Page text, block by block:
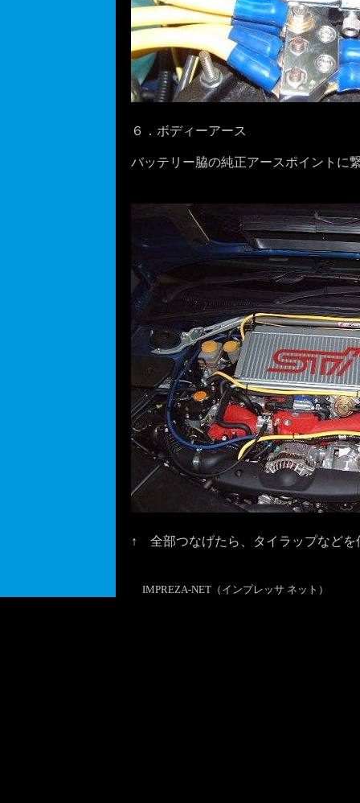
６．ボディーアース
バッテリー脇の純正アースポイントに
↑ 全部つなげたら、タイラップなどを
IMPREZA-NET（インプレッサ ネット）